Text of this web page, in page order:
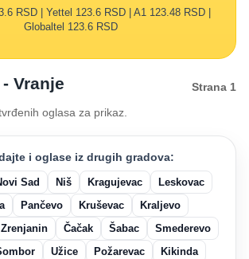
RSD | Yettel 123.6 RSD | A1 123.48 RSD |
Globaltel 123.6 RSD
Vranje
Strana 1
oglasa za prikaz.
i oglase iz drugih gradova:
Sad Niš Kragujevac
Leskovac
Pančevo Kruševac
Kraljevo
Zrenjanin Čačak Šabac
Smederevo
Užice Požarevac
Kikinda